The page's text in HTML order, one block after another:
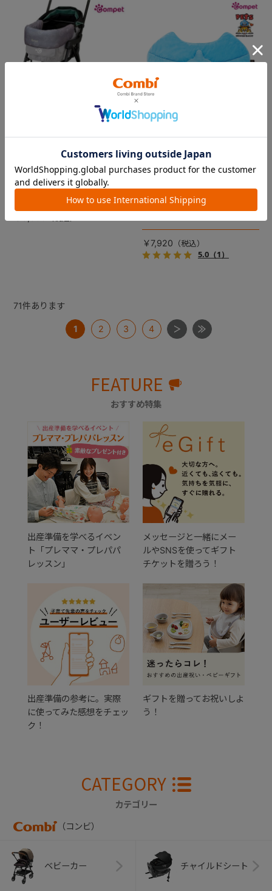
コムペット リバーシブルコン
裏面は接触冷感生地で暑い季
節も快適！ペットカートをお
しゃれに・かわいく・かっこ
DRAGON QUEST PETs コン
フォートクッション スライム
【コムペット ペットカート
用】
愛車の目印に！ふわふわ生地
あごのせクッション。
￥7,920
5.0（1）
71件あります
1 2 3 4
FEATURE
おすすめ特集
出産準備を学べるイベン
ト「プレママ・プレパパ
レッスン」
メッセージと一緒にメー
ルやSNSを使ってギフト
チケットを贈ろう！
出産準備の参考に。実際
に使ってみた感想をチェッ
ク！
ギフトを贈ってお祝いしよ
う！
CATEGORY
カテゴリー
（コンビ）
ベビーカー チャイルドシート